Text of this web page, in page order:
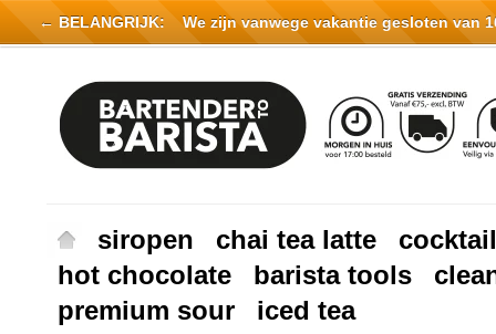
siropen chai tea latte
hot chocolate
barista tools
premium sour
iced tea
← BELANGRIJK: We zijn vanwege vakantie gesloten van